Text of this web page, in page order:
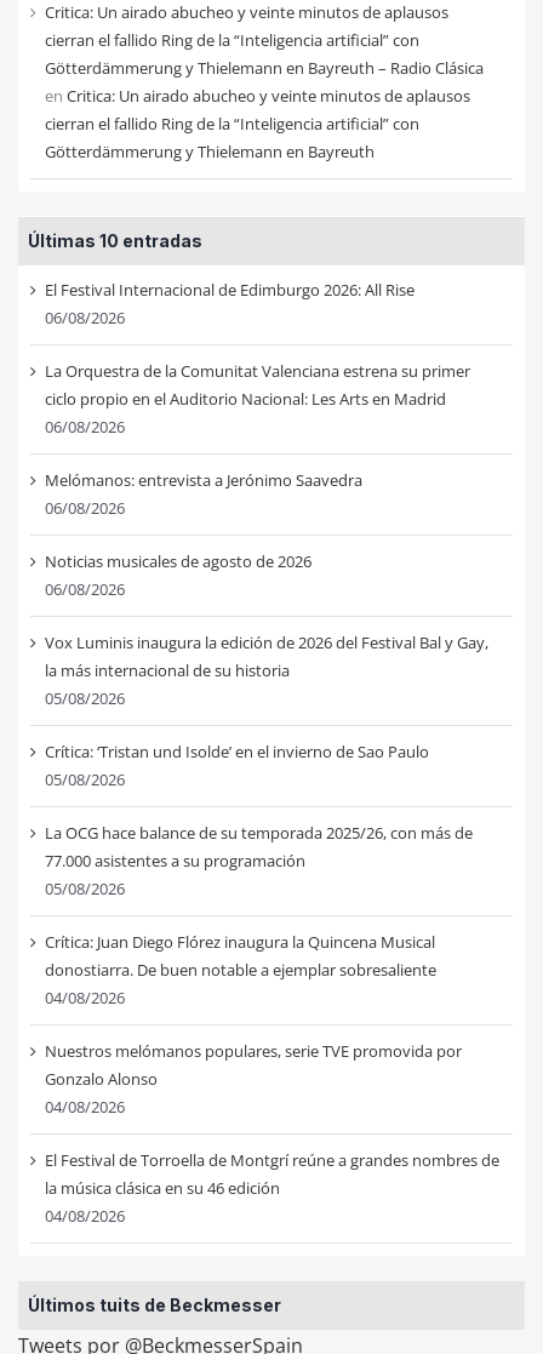
Critica: Un airado abucheo y veinte minutos de aplausos
cierran el fallido Ring de la “Inteligencia artificial” con
Götterdämmerung y Thielemann en Bayreuth – Radio Clásica
en Critica: Un airado abucheo y veinte minutos de aplausos
cierran el fallido Ring de la “Inteligencia artificial” con
Götterdämmerung y Thielemann en Bayreuth
Últimas 10 entradas
El Festival Internacional de Edimburgo 2026: All Rise
06/08/2026
La Orquestra de la Comunitat Valenciana estrena su primer
ciclo propio en el Auditorio Nacional: Les Arts en Madrid
06/08/2026
Melómanos: entrevista a Jerónimo Saavedra
06/08/2026
Noticias musicales de agosto de 2026
06/08/2026
Vox Luminis inaugura la edición de 2026 del Festival Bal y Gay,
la más internacional de su historia
05/08/2026
Crítica: ‘Tristan und Isolde’ en el invierno de Sao Paulo
05/08/2026
La OCG hace balance de su temporada 2025/26, con más de
77.000 asistentes a su programación
05/08/2026
Crítica: Juan Diego Flórez inaugura la Quincena Musical
donostiarra. De buen notable a ejemplar sobresaliente
04/08/2026
Nuestros melómanos populares, serie TVE promovida por
Gonzalo Alonso
04/08/2026
El Festival de Torroella de Montgrí reúne a grandes nombres de
la música clásica en su 46 edición
04/08/2026
Últimos tuits de Beckmesser
Tweets por @BeckmesserSpain